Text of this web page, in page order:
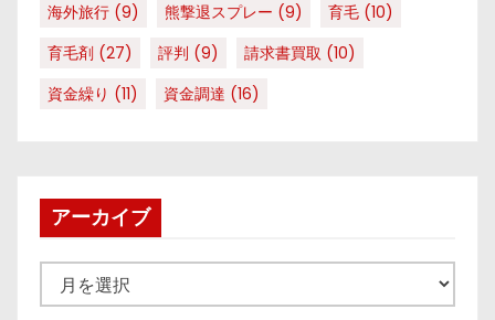
海外旅行 (9) 熊撃退スプレー (9) 育毛 (10)
育毛剤 (27) 評判 (9) 請求書買取 (10)
資金繰り (11) 資金調達 (16)
アーカイブ
ー